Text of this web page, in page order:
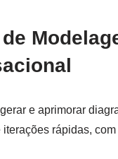
e aprimorar
iterações rápidas,